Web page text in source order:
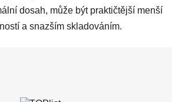
dosah, může být praktičtější menší
a snazším skladováním.